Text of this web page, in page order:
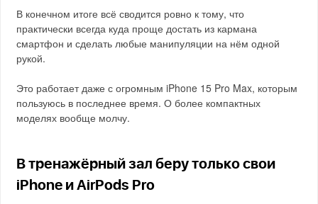
В конечном итоге всё сводится ровно к тому, что
практически всегда куда проще достать из кармана
смартфон и сделать любые манипуляции на нём одной
рукой.
Это работает даже с огромным iPhone 15 Pro Max, которым
пользуюсь в последнее время. О более компактных
моделях вообще молчу.
В тренажёрный зал беру только свои
iPhone и AirPods Pro